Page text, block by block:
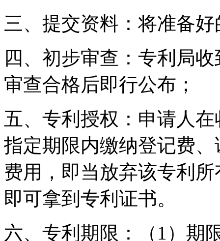
三、提交资料：将准备
四、初步审查：专利局
审查合格后即行公布；
五、专利授权：申请人
指定期限内缴纳登记费
费用，即当放弃该专利
即可拿到专利证书。
六、专利期限：（1）期